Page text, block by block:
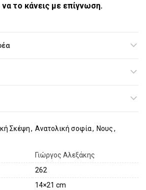
να το κάνεις µε επίγνωση.
Σκέψη, Ανατολική σοφία, Νους,
Γιώργος Αλεξάκης
262
14×21 cm